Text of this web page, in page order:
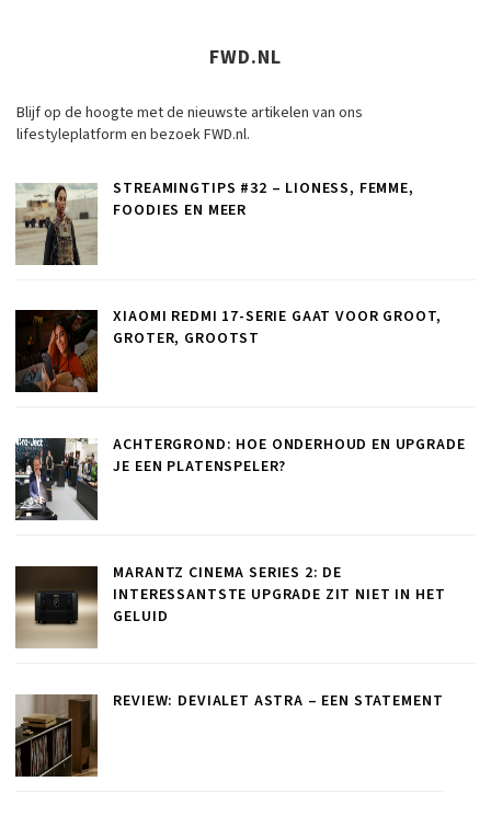
FWD.NL
Blijf op de hoogte met de nieuwste artikelen van ons
lifestyleplatform en bezoek FWD.nl.
STREAMINGTIPS #32 – LIONESS, FEMME,
FOODIES EN MEER
XIAOMI REDMI 17-SERIE GAAT VOOR GROOT,
GROTER, GROOTST
ACHTERGROND: HOE ONDERHOUD EN UPGRADE
JE EEN PLATENSPELER?
MARANTZ CINEMA SERIES 2: DE
INTERESSANTSTE UPGRADE ZIT NIET IN HET
GELUID
REVIEW: DEVIALET ASTRA – EEN STATEMENT